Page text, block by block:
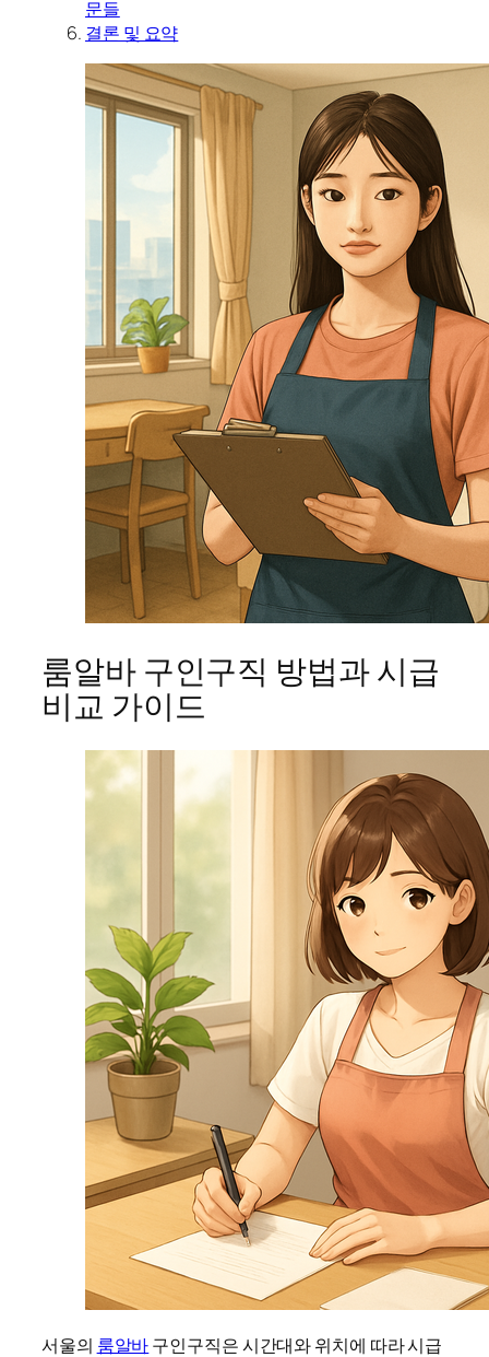
문들
결론 및 요약
룸알바 구인구직 방법과 시급
비교 가이드
서울의 룸알바구인구직은 시간대와 위치에 따라 시급